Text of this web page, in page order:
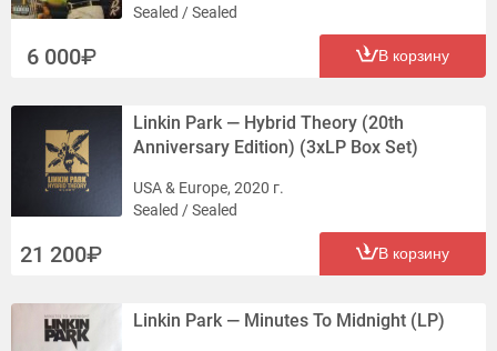
Sealed / Sealed
6 000 В корзину
Linkin Park — Hybrid Theory (20th
Anniversary Edition) (3xLP Box Set)
USA & Europe, 2020 г.
Sealed / Sealed
21 200 В корзину
Linkin Park — Minutes To Midnight (LP)